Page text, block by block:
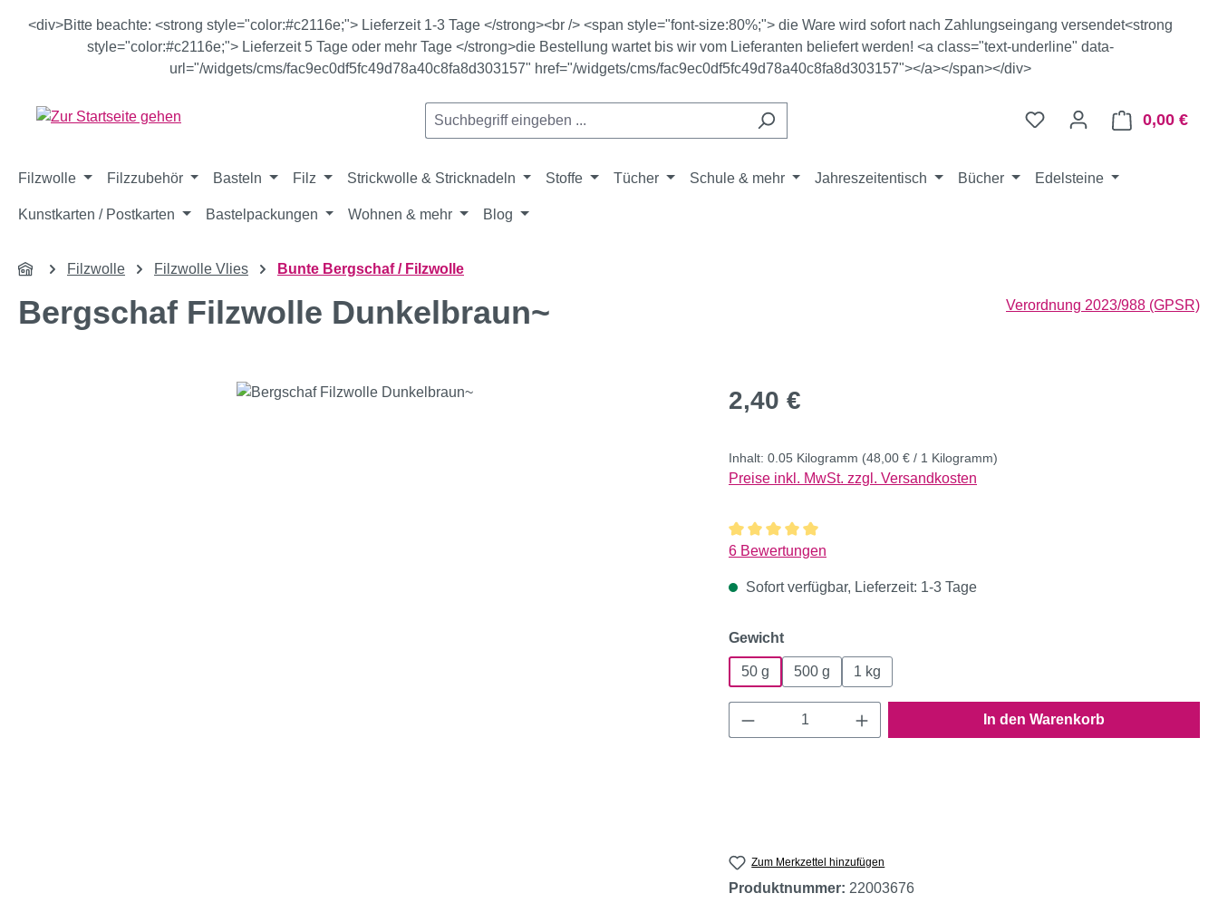
Hauptinhalt springen
Zur Suche springen
Zur Hauptnavigation springen
<div>Bitte beachte: <strong style="color:#c2116e;"> Lieferzeit 1-3 Tage </strong><br /> <span style="font-size:80%;"> die Ware wird sofort nach Zahlungseingang versendet<strong
style="color:#c2116e;"> Lieferzeit 5 Tage oder mehr Tage </strong>die Bestellung wartet bis wir vom Lieferanten beliefert werden! <a class="text-underline" data-
url="/widgets/cms/fac9ec0df5fc49d78a40c8fa8d303157" href="/widgets/cms/fac9ec0df5fc49d78a40c8fa8d303157"></a></span></div>
0,00 €
Filzwolle Filzzubehör Basteln Filz Strickwolle & Stricknadeln Stoffe Tücher Schule & mehr Jahreszeitentisch Bücher Edelsteine
Kunstkarten / Postkarten Bastelpackungen Wohnen & mehr Blog
Filzwolle Filzwolle Vlies Bunte Bergschaf / Filzwolle
Bergschaf Filzwolle Dunkelbraun~ Verordnung 2023/988 (GPSR)
Regulärer Preis:
2,40 €
Inhalt: 0.05 Kilogramm (48,00 € / 1 Kilogramm)
Preise inkl. MwSt. zzgl. Versandkosten
Durchschnittliche Bewertung von 5 von 5 Sternen
6 Bewertungen
Sofort verfügbar, Lieferzeit: 1-3 Tage
Gewichtauswählen
50 g 500 g 1 kg
Produkt Anzahl: Gib den gewünschten Wert ein
In den Warenkorb
Zum Merkzettel hinzufügen
Produktnummer: 22003676